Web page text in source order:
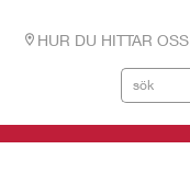
HUR DU HITTAR OSS